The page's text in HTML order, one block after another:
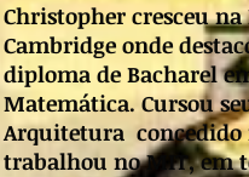
Christopher cresceu
Cambridge onde
diploma de Bacharel
Matemática. Cursou
Arquitetura concedido
trabalhou no MIT, em